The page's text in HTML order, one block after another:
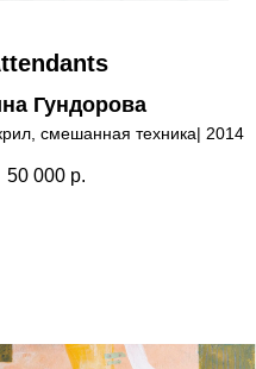
Гундорова
смешанная техника| 2014
50 000 р.